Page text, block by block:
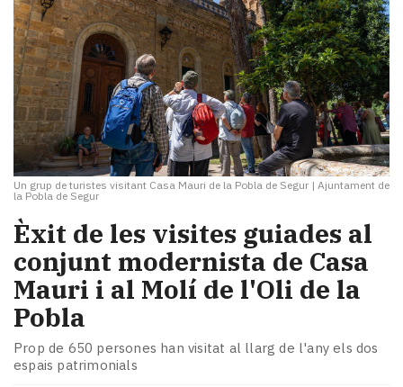
Un grup de turistes visitant Casa Mauri de la Pobla de Segur | Ajuntament de
la Pobla de Segur
Èxit de les visites guiades al
conjunt modernista de Casa
Mauri i al Molí de l'Oli de la
Pobla
​Prop de 650 persones han visitat al llarg de l'any els dos
espais patrimonials